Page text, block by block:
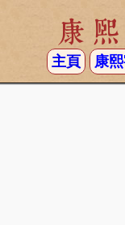
康
主頁 康